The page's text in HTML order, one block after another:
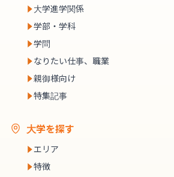
大学進学関係
学部・学科
学問
なりたい仕事、職業
親御様向け
特集記事
大学を探す
エリア
特徴